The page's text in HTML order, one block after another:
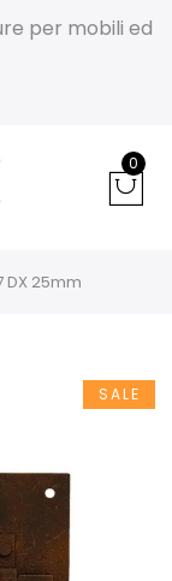
per mobili ed
0
25mm
SALE